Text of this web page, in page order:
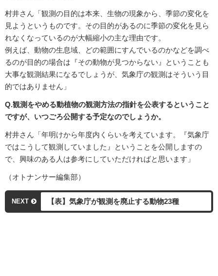
村井さん「観測の目的は本来、生物の現象から、季節の変化を
見ようというものです。その目的があるのに季節の変化を見ら
れなくなっているのが大幅縮小の主な理由です。
例えば、動物の生息域、どの範囲にすんでいるのかなどを調べ
るのが目的の場合は『その動物が見つからない』ということも
大事な観測結果になるでしょうが、気象庁の観測はそういう目
的ではありません」
Q.観測をやめる動植物の観測方法の指針を公表するということ
ですが、いつごろ公開する予定なのでしょうか。
村井さん「年明けから年度内くらいを考えています。『気象庁
ではこうして観測していました』ということを公開しますの
で、興味のある人は参考にしていただければと思います」
（オトナンサー編集部）
NEXT 【表】気象庁が観測を廃止する動物23種